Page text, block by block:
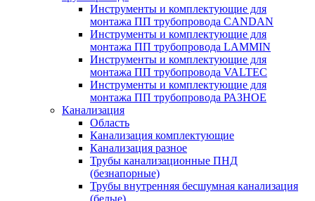
Инструменты и комплектующие для
монтажа ПП трубопровода CANDAN
Инструменты и комплектующие для
монтажа ПП трубопровода LAMMIN
Инструменты и комплектующие для
монтажа ПП трубопровода VALTEC
Инструменты и комплектующие для
монтажа ПП трубопровода РАЗНОЕ
Канализация
Область
Канализация комплектующие
Канализация разное
Трубы канализационные ПНД
(безнапорные)
Трубы внутренняя бесшумная канализация
(белые)